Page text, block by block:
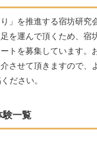
り」を推進する宿坊研究
を運んで頂くため、宿
トを募集しています。
させて頂きますので、
ださい。
験一覧